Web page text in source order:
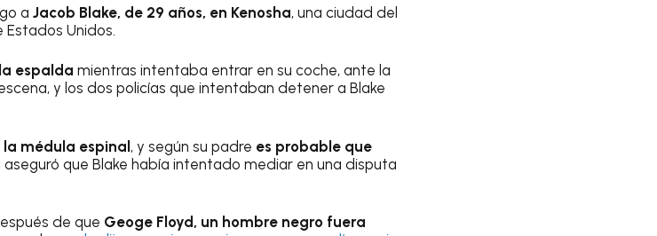
a Jacob Blake, de 29 años, en Kenosha, una ciudad del
Estados Unidos.
espalda mientras intentaba entrar en su coche, ante la
y los dos policías que intentaban detener a Blake
la médula espinal, y según su padre es probable que
que Blake había intentado mediar en una disputa
de que Geoge Floyd, un hombre negro fuera